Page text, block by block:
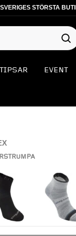
SVERIGES STÖRSTA
EVENT